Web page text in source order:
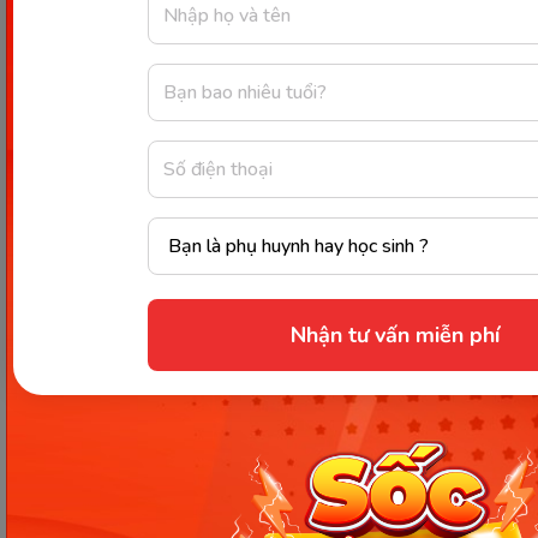
Nhận tư vấn miễn phí
Bạn có thể viết một bức thư tay, hát một bài
hát, nấu một bữa ăn cho mẹ,...
Thẻ quà tặng:
lựa chọn món quà mà mình yêu thích. Bạn có
thể tặng mẹ thẻ quà tặng của các cửa hàng
thời trang, mỹ phẩm, spa,...
Đóng góp vào quỹ từ thiện:Bạn cũng có thể
tặng mẹ món quà là đóng góp vào quỹ từ
thiện. Món quà này thể hiện tấm lòng nhân ái
và yêu thương của bạn đối với mẹ.
Thời gian bên mẹ:
quà quý giá nhất mà bạn có thể dành tặng.
Hãy dành thời gian ở bên mẹ, trò chuyện, tâm
sự,... để thể hiện tình yêu thương và sự quan